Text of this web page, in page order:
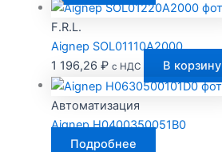
F.R.L.
Aignep SOL01110A2000
1 196,26 ₽ с НДС В корзину
Автоматизация
Aignep H0400350051B0
Подробнее